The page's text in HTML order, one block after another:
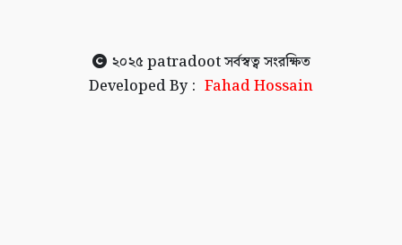
২০২৫ patradootসর্বস্বত্ব সংরক্ষিত
Developed By : Fahad Hossain